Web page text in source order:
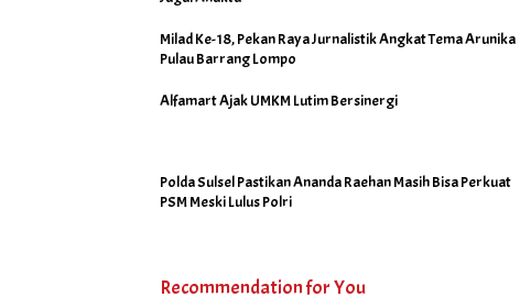
Milad Ke-18, Pekan Raya Jurnalistik Angkat Tema Arunika
Pulau Barrang Lompo
Alfamart Ajak UMKM Lutim Bersinergi
Polda Sulsel Pastikan Ananda Raehan Masih Bisa Perkuat
PSM Meski Lulus Polri
Recommendation for You